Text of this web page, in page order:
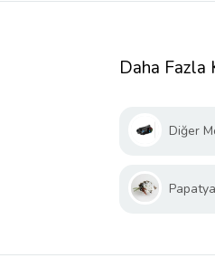
Daha Fazla
Diğer